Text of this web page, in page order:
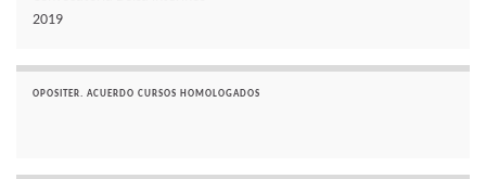
2019
OPOSITER. ACUERDO CURSOS HOMOLOGADOS